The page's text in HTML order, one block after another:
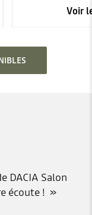
Voir
DACIA Salon
écoute !